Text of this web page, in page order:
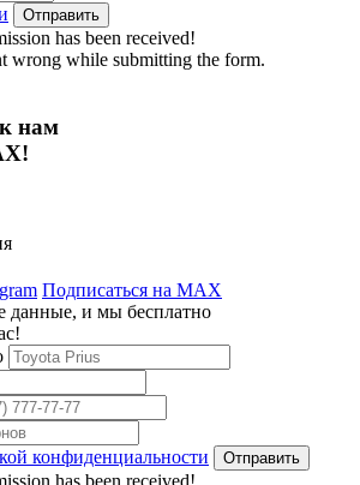
has been received!
wrong while submitting the form.
нам
Подписаться на MAX
данные, и мы бесплатно
конфиденциальности